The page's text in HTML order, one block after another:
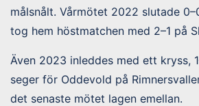
målsnålt. Vårmötet 2022 slutade
tog hem höstmatchen med 2–1 på
Även 2023 inleddes med ett kryss,
seger för Oddevold på
det senaste mötet lagen emellan.